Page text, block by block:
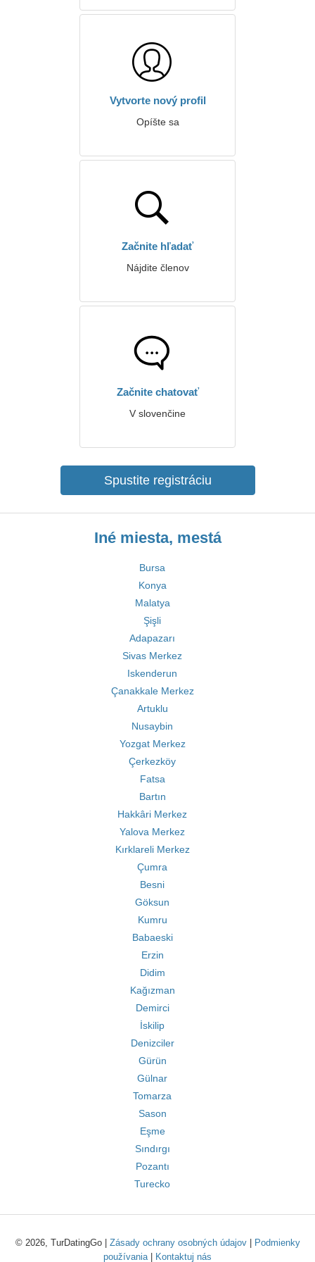
Vytvorte nový profil
Opíšte sa
Začnite hľadať
Nájdite členov
Začnite chatovať
V slovenčine
Spustite registráciu
Iné miesta, mestá
Bursa
Konya
Malatya
Şişli
Adapazarı
Sivas Merkez
Iskenderun
Çanakkale Merkez
Artuklu
Nusaybin
Yozgat Merkez
Çerkezköy
Fatsa
Bartın
Hakkâri Merkez
Yalova Merkez
Kırklareli Merkez
Çumra
Besni
Göksun
Kumru
Babaeski
Erzin
Didim
Kağızman
Demirci
İskilip
Denizciler
Gürün
Gülnar
Tomarza
Sason
Eşme
Sındırgı
Pozantı
Turecko
© 2026, TurDatingGo | Zásady ochrany osobných údajov|
Podmienky
používania| Kontaktuj nás